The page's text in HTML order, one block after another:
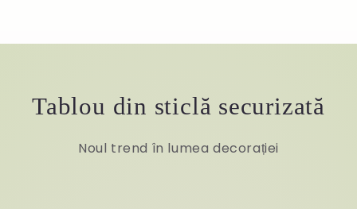
Tablou din sticlă securizată
Noul trend în lumea decorației